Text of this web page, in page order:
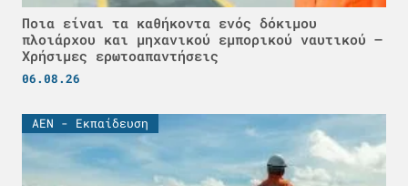
Ποια είναι τα καθήκοντα ενός δόκιμου
πλοιάρχου και μηχανικού εμπορικού ναυτικού –
Χρήσιμες ερωτοαπαντήσεις
06.08.26
ΑΕΝ - Εκπαίδευση